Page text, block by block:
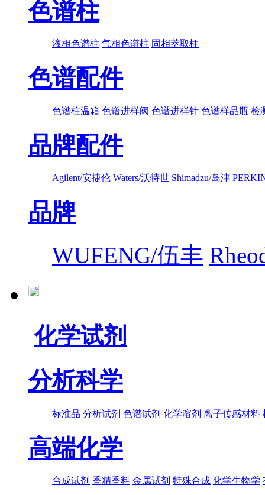
色谱柱
液相色谱柱 气相色谱柱 固相萃取柱
色谱配件
色谱柱温箱 色谱进样阀 色谱进样针 色谱样品瓶 检
品牌配件
Agilent/安捷伦 Waters/沃特世 Shimadzu/岛津
品牌
WUFENG/伍丰
化学试剂
分析科学
标准品 分析试剂 色谱试剂 化学溶剂 离子传感材料
高端化学
合成试剂 香精香料 金属试剂 特殊合成 化学生物学